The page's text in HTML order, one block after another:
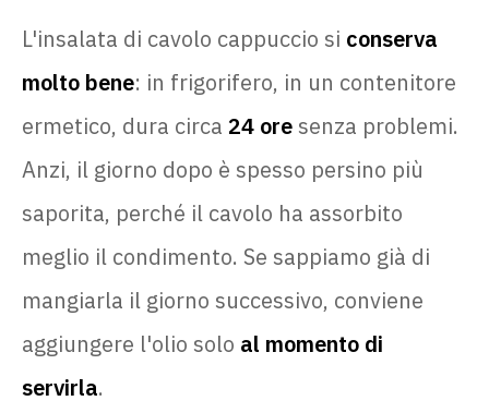
L'insalata di cavolo cappuccio si conserva
molto bene: in frigorifero, in un contenitore
ermetico, dura circa 24 ore senza problemi.
Anzi, il giorno dopo è spesso persino più
saporita, perché il cavolo ha assorbito
meglio il condimento. Se sappiamo già di
mangiarla il giorno successivo, conviene
aggiungere l'olio solo al momento di
servirla.